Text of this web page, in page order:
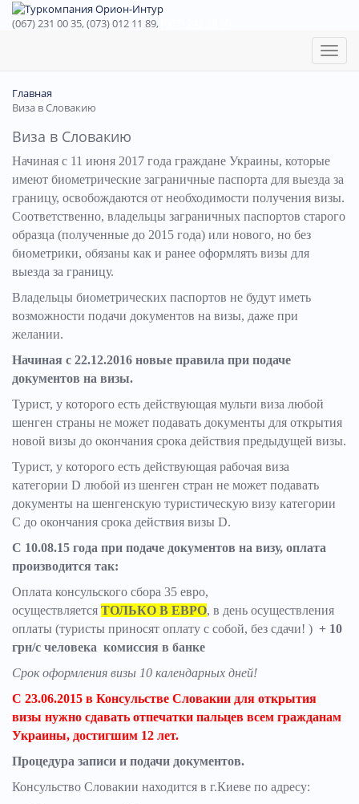
(067) 231 00 35, (073) 012 11 89,
Toggle
Главная
Виза в Словакию
Виза в Словакию
Начиная с 11 июня 2017 года граждане Украины, которые
имеют биометрические заграничные паспорта для выезда за
границу, освобождаются от необходимости получения визы.
Соответственно, владельцы заграничных паспортов старого
образца (полученные до 2015 года) или нового, но без
биометрики, обязаны как и ранее оформлять визы для
выезда за границу.
Владельцы биометрических паспортов не будут иметь
возможности подачи документов на визы, даже при
желании.
Начиная с 22.12.2016 новые правила при подаче
документов на визы.
Турист, у которого есть действующая мульти виза любой
шенген страны не может подавать документы для открытия
новой визы до окончания срока действия предыдущей визы.
Турист, у которого есть действующая рабочая виза
категории D любой из шенген стран не может подавать
документы на шенгенскую туристическую визу категории
С до окончания срока действия визы D.
С 10.08.15 года при подаче документов на визу, оплата
производится так:
Оплата консульского сбора 35 евро,
осуществляется ТОЛЬКО В ЕВРО, в день осуществления
оплаты (туристы приносят оплату с собой, без сдачи! ) + 10
грн/с человека комиссия в банке
Срок оформления визы 10 календарных дней!
С 23.06.2015 в Консульстве Словакии для открытия
визы нужно сдавать отпечатки пальцев всем гражданам
Украины, достигшим 12 лет.
Процедура записи и подачи документов.
Консульство Словакии находится в г.Киеве по адресу: